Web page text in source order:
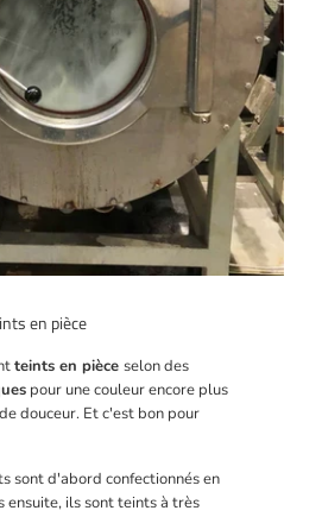
en pièce
teints en pièceselon des
pour une couleur encore plus
douceur. Et c'est bon pour
sont d'abord confectionnés en
ensuite, ils sont teints à très